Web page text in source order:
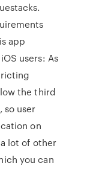
app
users: As
the third
so user
on
lot of other
you can